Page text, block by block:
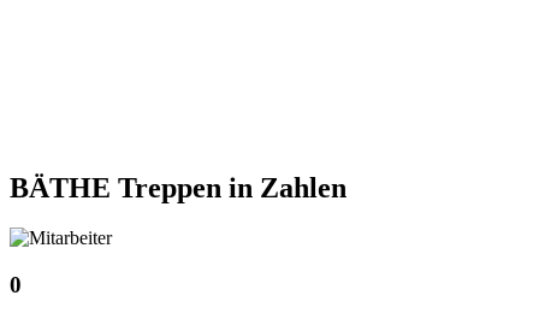
BÄTHE Treppen in Zahlen
0